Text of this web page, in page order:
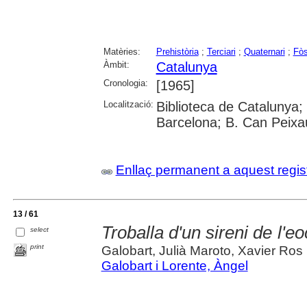
Matèries: Prehistòria; Terciari ; Quaternari ;
Àmbit:
Catalunya
Cronologia: [1965]
Localització: Biblioteca de
Barcelona; B. Can
Enllaç permanent a aquest
13 / 61
select
print
Troballa d'un sireni de
Galobart, Julià Maroto, Xavier Ros
Galobart i Lorente, Àngel